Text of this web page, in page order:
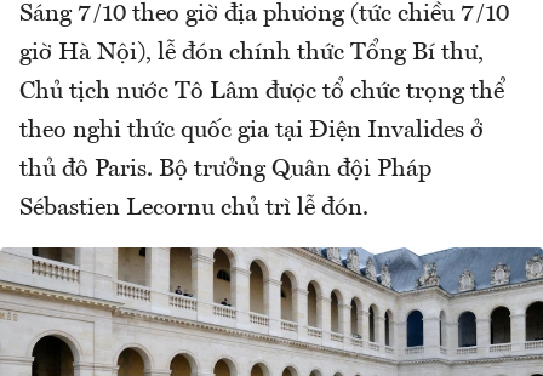
Sáng 7/10 theo giờ địa phương (tức chiều 7/10
giờ Hà Nội), lễ đón chính thức Tổng Bí thư,
Chủ tịch nước Tô Lâm được tổ chức trọng thể
theo nghi thức quốc gia tại Điện Invalides ở
thủ đô Paris. Bộ trưởng Quân đội Pháp
Sébastien Lecornu chủ trì lễ đón.